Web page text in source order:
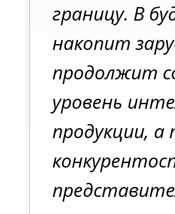
границу. В
накопит
продолжит
уровень
продукции,